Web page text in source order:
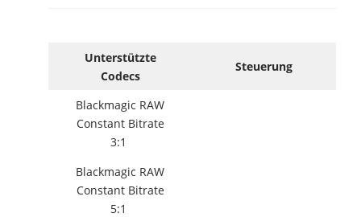
Unterstützte
Codecs
Steuerung
Blackmagic RAW
Constant Bitrate
3:1
Blackmagic RAW
Constant Bitrate
5:1